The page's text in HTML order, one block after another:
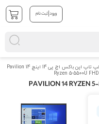
ورود|ثبت نام
لپ تاپ اپن باکس اچ پی 14 اینچ Pavilion 14
Ryzen 5-5500U FHD